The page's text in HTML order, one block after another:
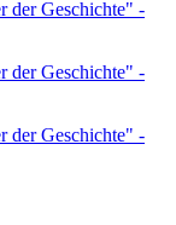
der Geschichte" -
der Geschichte" -
der Geschichte" -